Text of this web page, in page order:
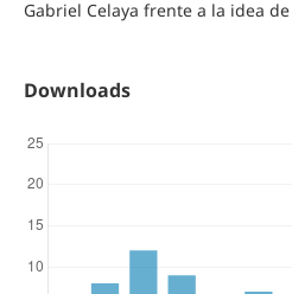
Gabriel Celaya frente a la idea
Downloads